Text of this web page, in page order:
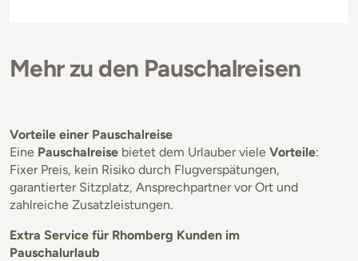
Mehr zu den Pauschalreisen
Vorteile einer Pauschalreise
Eine Pauschalreise bietet dem Urlauber viele Vorteile:
Fixer Preis, kein Risiko durch Flugverspätungen,
garantierter Sitzplatz, Ansprechpartner vor Ort und
zahlreiche Zusatzleistungen.
Extra Service für Rhomberg Kunden im
Pauschalurlaub